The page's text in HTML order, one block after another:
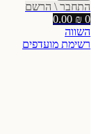
התחבר \ הרשם
0
0.00 ₪
השווה
רשימת מועדפים